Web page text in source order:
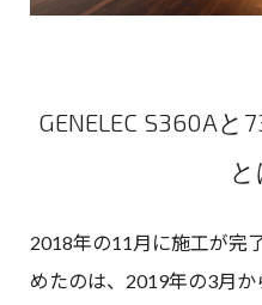
GENELEC S360A
と
2018年の11月に施工が完
めたのは、2019年の3月